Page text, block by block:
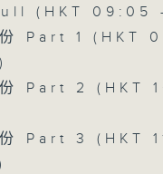
(HKT 09:05
份 Part 1 (HKT
份 Part 2 (HKT
份 Part 3 (HKT